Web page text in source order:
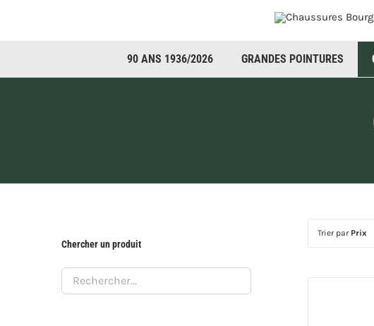
90 ANS 1936/2026 GRANDES POINTURES
Trier par Prix
Chercher un produit